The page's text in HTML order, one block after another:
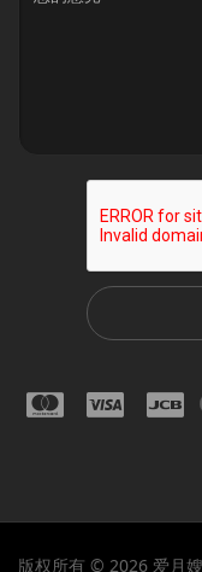
版权所有 © 2026 爱月